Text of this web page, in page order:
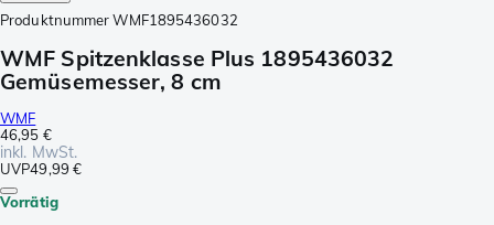
Produktnummer WMF1895436032
WMF Spitzenklasse Plus 1895436032
Gemüsemesser, 8 cm
WMF
46,95 €
inkl. MwSt.
UVP49,99 €
Vorrätig